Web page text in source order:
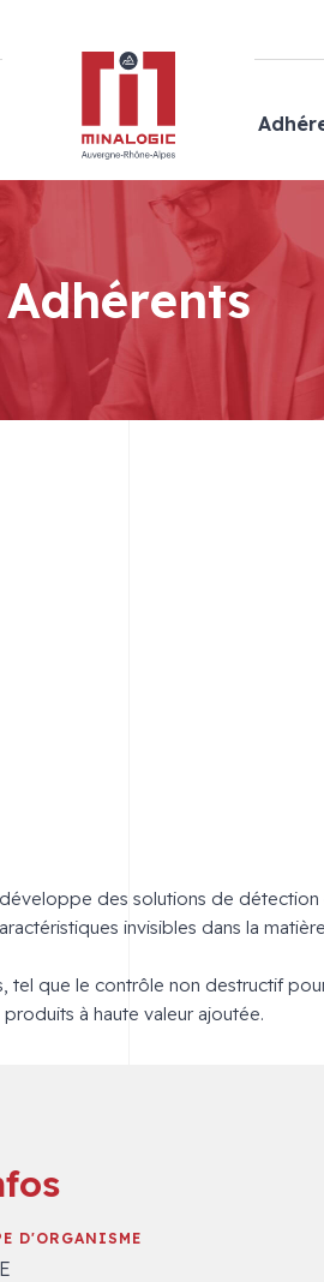
Minalogic
Adhérents
des solutions de détection
invisibles dans la
tel que le contrôle non destructif
à haute valeur ajoutée.
D'ORGANISME